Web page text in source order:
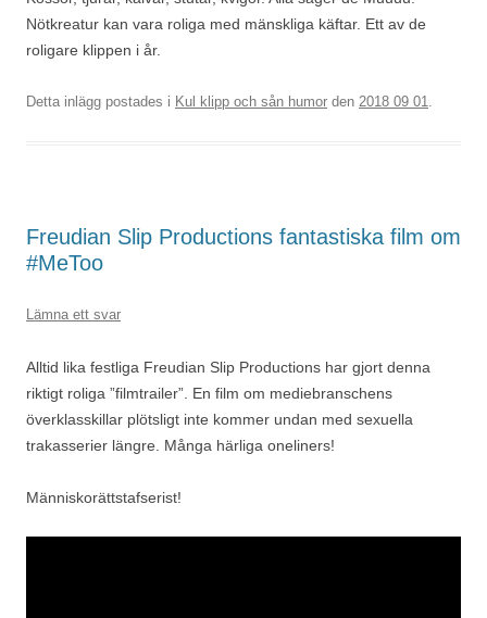
Nötkreatur kan vara roliga med mänskliga käftar. Ett av de
roligare klippen i år.
Detta inlägg postades i Kul klipp och sån humor den 2018 09 01.
Freudian Slip Productions fantastiska film om
#MeToo
Lämna ett svar
Alltid lika festliga Freudian Slip Productions har gjort denna
riktigt roliga ”filmtrailer”. En film om mediebranschens
överklasskillar plötsligt inte kommer undan med sexuella
trakasserier längre. Många härliga oneliners!
Människorättstafserist!